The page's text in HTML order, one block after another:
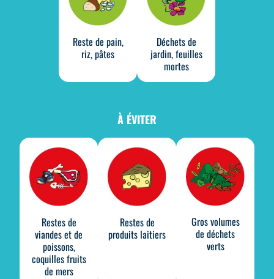
Reste de pain,
riz, pâtes
Déchets de
jardin, feuilles
mortes
À ÉVITER
Restes de
viandes et de
poissons,
coquilles fruits
de mers
Restes de
produits laitiers
Gros volumes
de déchets
verts